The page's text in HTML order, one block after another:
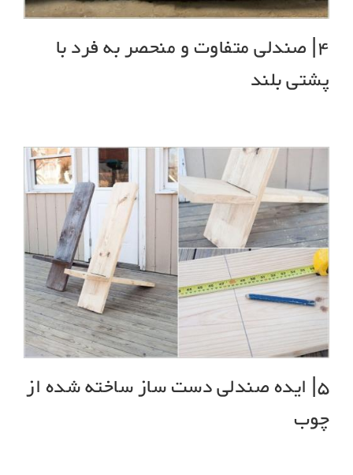
4| صندلی متفاوت و منحصر به فرد با
پشتی بلند
5| ایده صندلی دست ساز ساخته شده از
چوب